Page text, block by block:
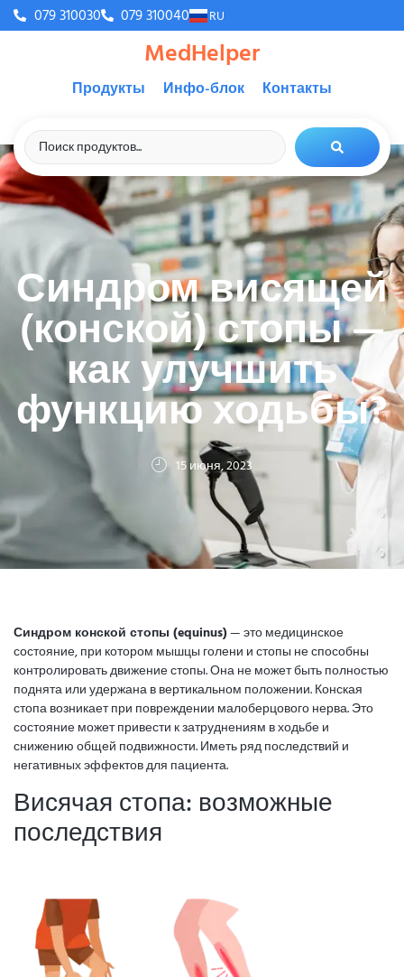
079 310030 079 310040 RU
MedHelper
Продукты Инфо-блок Контакты
Синдром висящей
(конской) стопы —
как улучшить
функцию ходьбы?
15 июня, 2023
Синдром конской стопы (equinus)— это медицинское
состояние, при котором мышцы голени и стопы не способны
контролировать движение стопы. Она не может быть полностью
поднята или удержана в вертикальном положении. Конская
стопа возникает при повреждении малоберцового нерва. Это
состояние может привести к затруднениям в ходьбе и
снижению общей подвижности. Иметь ряд последствий и
негативных эффектов для пациента.
Висячая стопа: возможные
последствия